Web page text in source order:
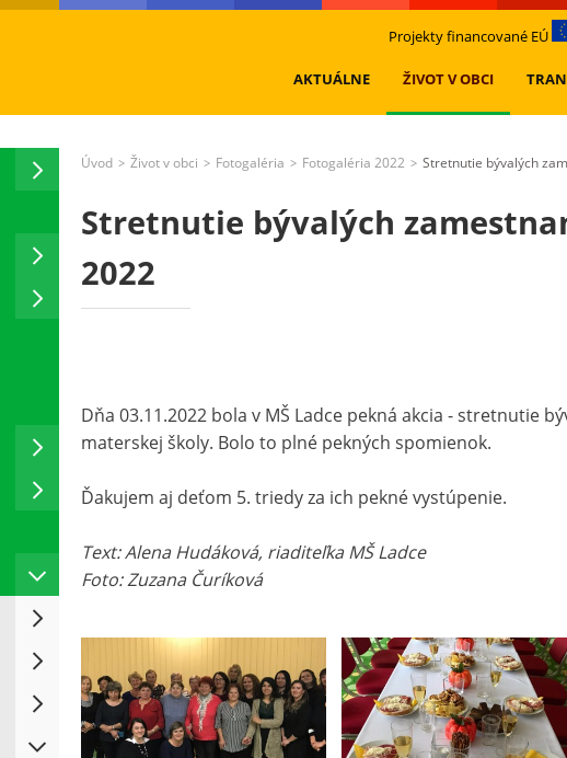
Projekty financované EÚ
AKTUÁLNE ŽIVOT V OBCI
Úvod > Život v obci > Fotogaléria > Fotogaléria 2022 > Stretnutie bývalých
Stretnutie bývalých
2022
Dňa 03.11.2022 bola v MŠ Ladce pekná akcia - stretnutie
materskej školy. Bolo to plné pekných spomienok.
Ďakujem aj deťom 5. triedy za ich pekné vystúpenie.
Text: Alena Hudáková, riaditeľka MŠ Ladce
Foto: Zuzana Čuríková